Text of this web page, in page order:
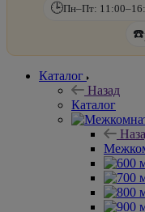
🕒Пн–Пт:
☎️
Каталог
Назад
Каталог